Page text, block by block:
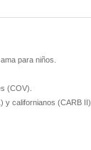
para niños.
(COV).
y californianos (CARB II).